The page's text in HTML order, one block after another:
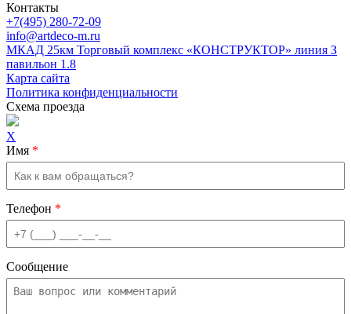
Контакты
+7(495) 280-72-09
info@artdeco-m.ru
МКАД 25км Торговый комплекс «КОНСТРУКТОР» линия З
павильон 1.8
Карта сайта
Политика конфиденциальности
Схема проезда
X
Имя *
Телефон *
Сообщение